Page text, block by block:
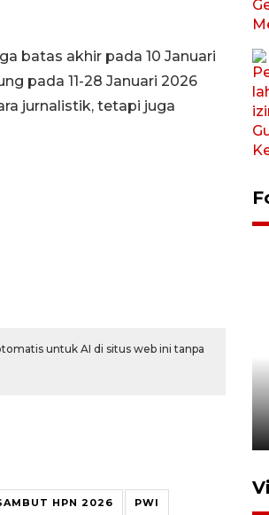
batas akhir pada 10 Januari
pada 11-28 Januari 2026
jurnalistik, tetapi juga
untuk AI di situs web ini tanpa
HPN 2026 PWI